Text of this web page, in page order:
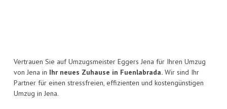
Vertrauen Sie auf Umzugsmeister Eggers Jena für Ihren Umzug
von Jena in Ihr neues Zuhause in Fuenlabrada. Wir sind Ihr
Partner für einen stressfreien, effizienten und kostengünstigen
Umzug in Jena.